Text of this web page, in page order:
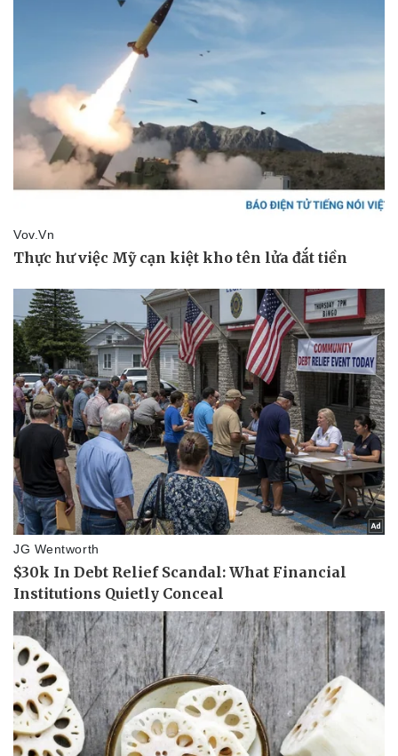
Thể thao
Lịch thi đấu bóng đá
Thế giới thể thao
eSports
Hậu trường
Ô tô - Xe máy
Xe máy
Tư vấn